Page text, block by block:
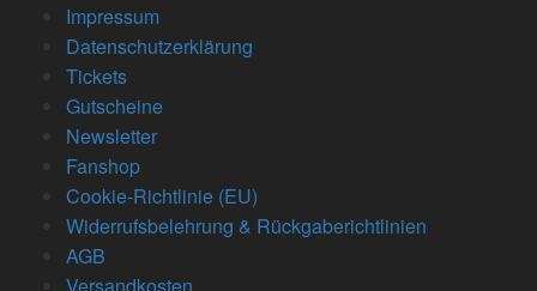
Impressum
Datenschutzerklärung
Tickets
Gutscheine
Newsletter
Fanshop
Cookie-Richtlinie (EU)
Widerrufsbelehrung & Rückgaberichtlinien
AGB
Versandkosten